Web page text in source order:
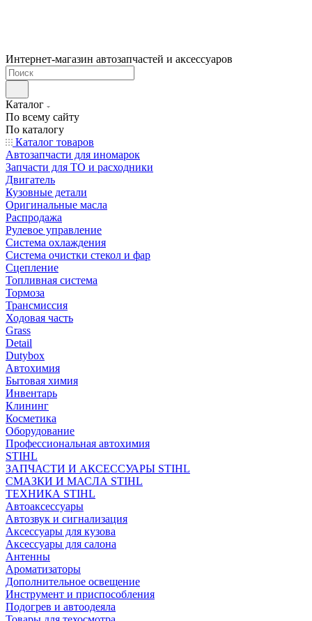
Интернет-магазин автозапчастей и аксессуаров
Каталог
По всему сайту
По каталогу
Каталог товаров
Автозапчасти для иномарок
Запчасти для ТО и расходники
Двигатель
Кузовные детали
Оригинальные масла
Распродажа
Рулевое управление
Система охлаждения
Система очистки стекол и фар
Сцепление
Топливная система
Тормоза
Трансмиссия
Ходовая часть
Grass
Detail
Dutybox
Автохимия
Бытовая химия
Инвентарь
Клининг
Косметика
Оборудование
Профессиональная автохимия
STIHL
ЗАПЧАСТИ И АКСЕССУАРЫ STIHL
СМАЗКИ И МАСЛА STIHL
ТЕХНИКА STIHL
Автоаксессуары
Автозвук и сигнализация
Аксессуары для кузова
Аксессуары для салона
Антенны
Ароматизаторы
Дополнительное освещение
Инструмент и приспособления
Подогрев и автоодеяла